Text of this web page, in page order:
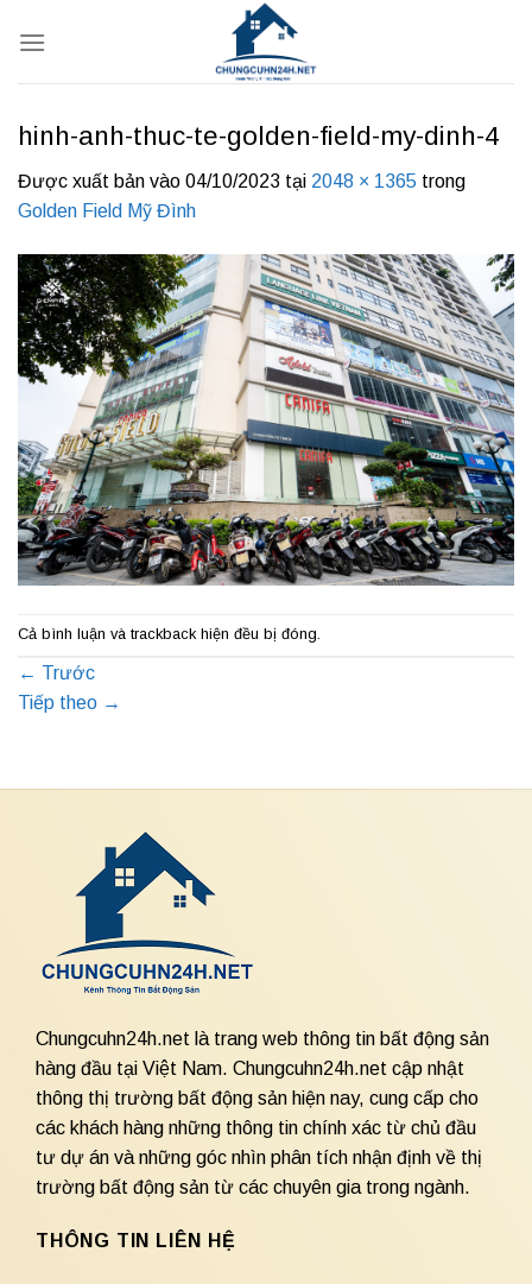
qua
hinh-anh-thuc-te-golden-field-my-dinh-4
Được xuất bản vào 04/10/2023 tại 2048 × 1365 trong
Golden Field Mỹ Đình
Cả bình luận và trackback hiện đều bị đóng.
← Trước
Tiếp theo →
Chungcuhn24h.net là trang web thông tin bất động sản
hàng đầu tại Việt Nam. Chungcuhn24h.net cập nhật
thông thị trường bất động sản hiện nay, cung cấp cho
các khách hàng những thông tin chính xác từ chủ đầu
tư dự án và những góc nhìn phân tích nhận định về thị
trường bất động sản từ các chuyên gia trong ngành.
THÔNG TIN LIÊN HỆ